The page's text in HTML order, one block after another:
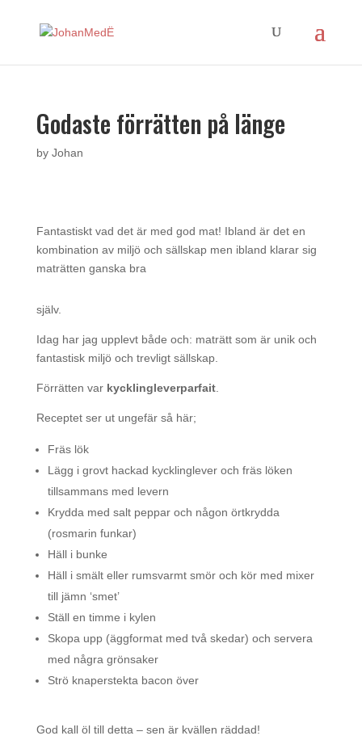
Godaste förrätten på länge
by Johan
Fantastiskt vad det är med god mat! Ibland är det en
kombination av miljö och sällskap men ibland klarar sig
maträtten ganska bra
själv.
Idag har jag upplevt både och: maträtt som är unik och
fantastisk miljö och trevligt sällskap.
Förrätten var kycklingleverparfait.
Receptet ser ut ungefär så här;
Fräs lök
Lägg i grovt hackad kycklinglever och fräs löken
tillsammans med levern
Krydda med salt peppar och någon örtkrydda
(rosmarin funkar)
Häll i bunke
Häll i smält eller rumsvarmt smör och kör med mixer
till jämn ‘smet’
Ställ en timme i kylen
Skopa upp (äggformat med två skedar) och servera
med några grönsaker
Strö knaperstekta bacon över
God kall öl till detta – sen är kvällen räddad!